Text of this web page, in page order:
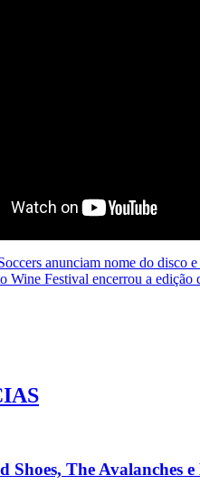
anunciam nome do disco
Wine Festival encerrou a edição
Shoes, The Avalanches